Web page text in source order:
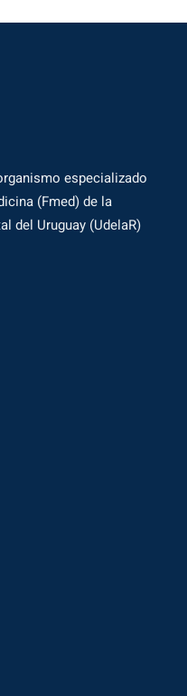
especializado
(Fmed) de la
del Uruguay (UdelaR)